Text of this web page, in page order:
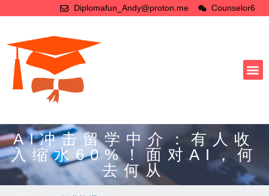
Diplomafun_Andy@proton.me Counselor6
AI冲击留学中介：有人收
入缩水60%！面对AI，何
去何从